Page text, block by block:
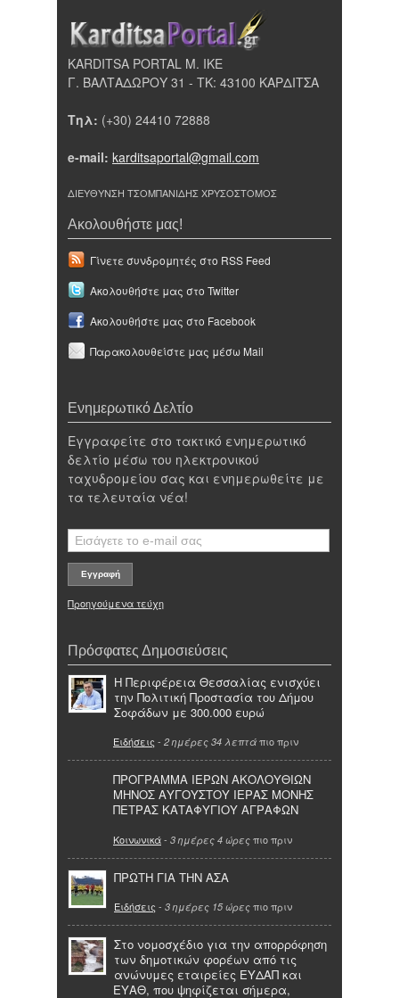
KARDITSA PORTAL Μ. ΙΚΕ
Γ. ΒΑΛΤΑΔΩΡΟΥ 31 - ΤΚ: 43100 ΚΑΡΔΙΤΣΑ
Τηλ: (+30) 24410 72888
e-mail: karditsaportal@gmail.com
ΔΙΕΥΘΥΝΣΗ ΤΣΟΜΠΑΝΙΔΗΣ ΧΡΥΣΟΣΤΟΜΟΣ
Ακολουθήστε μας!
Γίνετε συνδρομητές στο RSS Feed
Ακολουθήστε μας στο Twitter
Ακολουθήστε μας στο Facebook
Παρακολουθείστε μας μέσω Mail
Ενημερωτικό Δελτίο
Εγγραφείτε στο τακτικό ενημερωτικό
δελτίο μέσω του ηλεκτρονικού
ταχυδρομείου σας και ενημερωθείτε με
τα τελευταία νέα!
Προηγούμενα τεύχη
Πρόσφατες Δημοσιεύσεις
Η Περιφέρεια Θεσσαλίας ενισχύει
την Πολιτική Προστασία του Δήμου
Σοφάδων με 300.000 ευρώ
Ειδήσεις - 2 ημέρες 34 λεπτά πιο πριν
ΠΡΟΓΡΑΜΜΑ ΙΕΡΩΝ ΑΚΟΛΟΥΘΙΩΝ
ΜΗΝΟΣ ΑΥΓΟΥΣΤΟΥ ΙΕΡΑΣ ΜΟΝΗΣ
ΠΕΤΡΑΣ ΚΑΤΑΦΥΓΙΟΥ ΑΓΡΑΦΩΝ
Κοινωνικά- 3 ημέρες 4 ώρες πιο πριν
ΠΡΩΤΗ ΓΙΑ ΤΗΝ ΑΣΑ
Ειδήσεις - 3 ημέρες 15 ώρες πιο πριν
Στο νομοσχέδιο για την απορρόφηση
των δημοτικών φορέων από τις
ανώνυμες εταιρείες ΕΥΔΑΠ και
ΕΥΑΘ, που ψηφίζεται σήμερα,